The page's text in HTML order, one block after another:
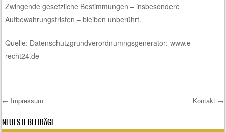
Zwingende gesetzliche Bestimmungen – insbesondere
Aufbewahrungsfristen – bleiben unberührt.
Quelle: Datenschutzgrundverordnumngsgenerator: www.e-
recht24.de
Post navigation
← Impressum Kontakt →
NEUESTE BEITRÄGE